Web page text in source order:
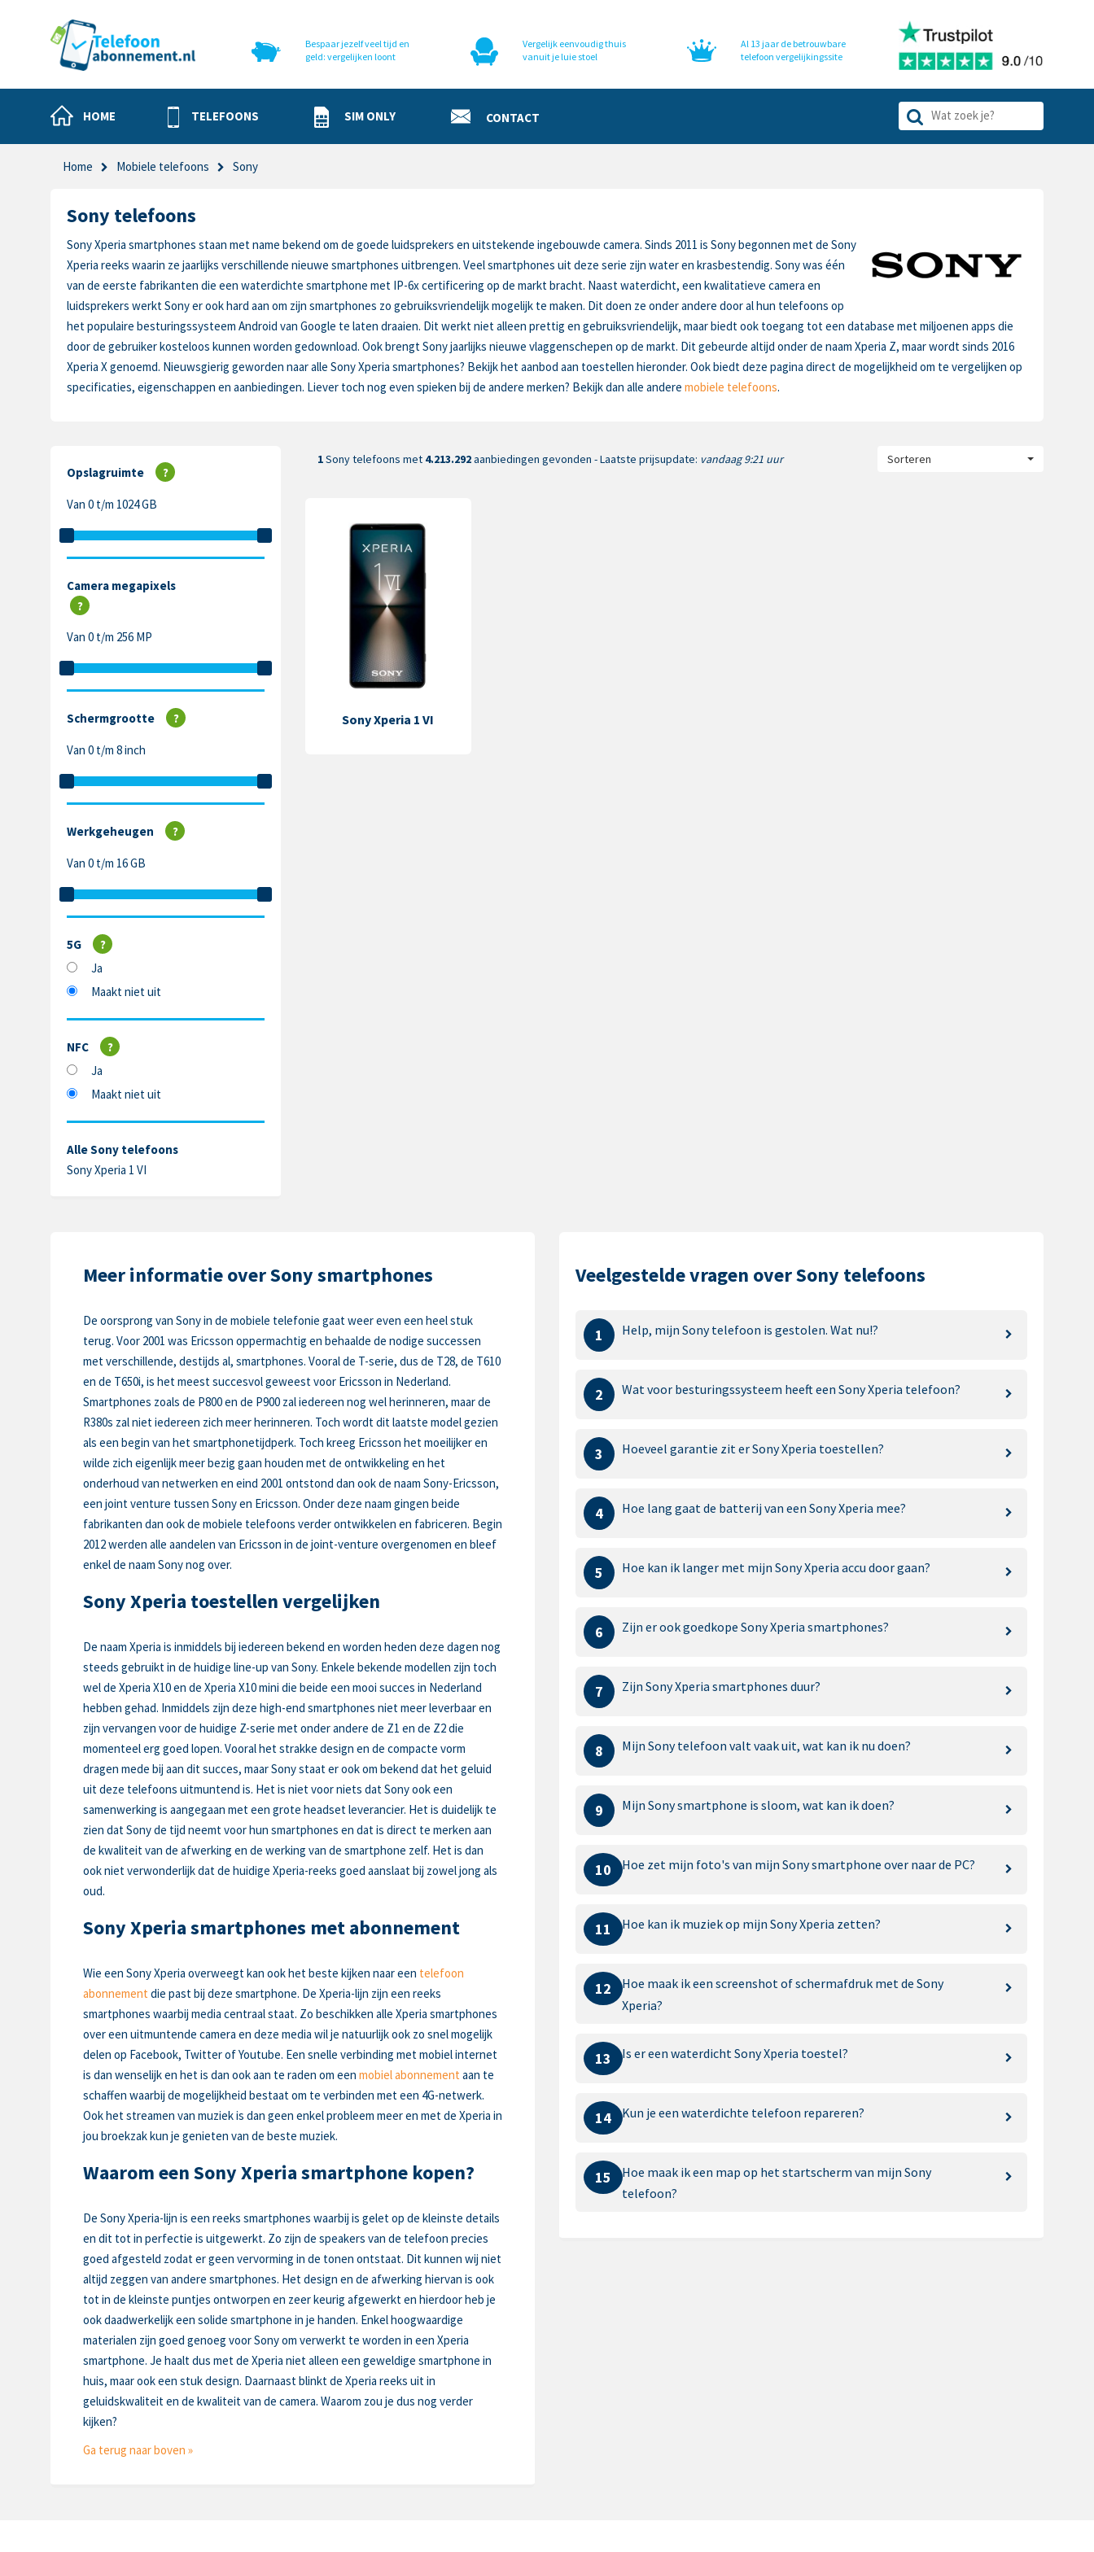
Bespaar jezelf veel tijd en
geld: vergelijken loont
Vergelijk eenvoudig thuis
vanuit je luie stoel
Al 13 jaar de betrouwbare
telefoon vergelijkingssite
HOME TELEFOONS SIM ONLY CONTACT
Home Mobiele telefoons Sony
Sony telefoons
Sony Xperia smartphones staan met name bekend om de goede luidsprekers en uitstekende ingebouwde camera. Sinds 2011 is Sony begonnen met de Sony
Xperia reeks waarin ze jaarlijks verschillende nieuwe smartphones uitbrengen. Veel smartphones uit deze serie zijn water en krasbestendig. Sony was één
van de eerste fabrikanten die een waterdichte smartphone met IP-6x certificering op de markt bracht. Naast waterdicht, een kwalitatieve camera en
luidsprekers werkt Sony er ook hard aan om zijn smartphones zo gebruiksvriendelijk mogelijk te maken. Dit doen ze onder andere door al hun telefoons op
het populaire besturingssysteem Android van Google te laten draaien. Dit werkt niet alleen prettig en gebruiksvriendelijk, maar biedt ook toegang tot een database met miljoenen apps die
door de gebruiker kosteloos kunnen worden gedownload. Ook brengt Sony jaarlijks nieuwe vlaggenschepen op de markt. Dit gebeurde altijd onder de naam Xperia Z, maar wordt sinds 2016
Xperia X genoemd. Nieuwsgierig geworden naar alle Sony Xperia smartphones? Bekijk het aanbod aan toestellen hieronder. Ook biedt deze pagina direct de mogelijkheid om te vergelijken op
specificaties, eigenschappen en aanbiedingen. Liever toch nog even spieken bij de andere merken? Bekijk dan alle andere mobiele telefoons.
Opslagruimte ?
Van 0 t/m 1024 GB
Camera megapixels
?
Van 0 t/m 256 MP
Schermgrootte ?
Van 0 t/m 8 inch
Werkgeheugen ?
Van 0 t/m 16 GB
5G
?
Ja
Maakt niet uit
NFC
?
Ja
Maakt niet uit
Alle Sony telefoons
Sony Xperia 1 VI
1Sony telefoons met 4.213.292aanbiedingen gevonden - Laatste prijsupdate: vandaag 9:21 uur Sorteren
Sony Xperia 1 VI
Meer informatie over Sony smartphones
De oorsprong van Sony in de mobiele telefonie gaat weer even een heel stuk
terug. Voor 2001 was Ericsson oppermachtig en behaalde de nodige successen
met verschillende, destijds al, smartphones. Vooral de T-serie, dus de T28, de T610
en de T650i, is het meest succesvol geweest voor Ericsson in Nederland.
Smartphones zoals de P800 en de P900 zal iedereen nog wel herinneren, maar de
R380s zal niet iedereen zich meer herinneren. Toch wordt dit laatste model gezien
als een begin van het smartphonetijdperk. Toch kreeg Ericsson het moeilijker en
wilde zich eigenlijk meer bezig gaan houden met de ontwikkeling en het
onderhoud van netwerken en eind 2001 ontstond dan ook de naam Sony-Ericsson,
een joint venture tussen Sony en Ericsson. Onder deze naam gingen beide
fabrikanten dan ook de mobiele telefoons verder ontwikkelen en fabriceren. Begin
2012 werden alle aandelen van Ericsson in de joint-venture overgenomen en bleef
enkel de naam Sony nog over.
Sony Xperia toestellen vergelijken
De naam Xperia is inmiddels bij iedereen bekend en worden heden deze dagen nog
steeds gebruikt in de huidige line-up van Sony. Enkele bekende modellen zijn toch
wel de Xperia X10 en de Xperia X10 mini die beide een mooi succes in Nederland
hebben gehad. Inmiddels zijn deze high-end smartphones niet meer leverbaar en
zijn vervangen voor de huidige Z-serie met onder andere de Z1 en de Z2 die
momenteel erg goed lopen. Vooral het strakke design en de compacte vorm
dragen mede bij aan dit succes, maar Sony staat er ook om bekend dat het geluid
uit deze telefoons uitmuntend is. Het is niet voor niets dat Sony ook een
samenwerking is aangegaan met een grote headset leverancier. Het is duidelijk te
zien dat Sony de tijd neemt voor hun smartphones en dat is direct te merken aan
de kwaliteit van de afwerking en de werking van de smartphone zelf. Het is dan
ook niet verwonderlijk dat de huidige Xperia-reeks goed aanslaat bij zowel jong als
oud.
Sony Xperia smartphones met abonnement
Wie een Sony Xperia overweegt kan ook het beste kijken naar een telefoon
abonnement die past bij deze smartphone. De Xperia-lijn zijn een reeks
smartphones waarbij media centraal staat. Zo beschikken alle Xperia smartphones
over een uitmuntende camera en deze media wil je natuurlijk ook zo snel mogelijk
delen op Facebook, Twitter of Youtube. Een snelle verbinding met mobiel internet
is dan wenselijk en het is dan ook aan te raden om een mobiel abonnement aan te
schaffen waarbij de mogelijkheid bestaat om te verbinden met een 4G-netwerk.
Ook het streamen van muziek is dan geen enkel probleem meer en met de Xperia in
jou broekzak kun je genieten van de beste muziek.
Waarom een Sony Xperia smartphone kopen?
De Sony Xperia-lijn is een reeks smartphones waarbij is gelet op de kleinste details
en dit tot in perfectie is uitgewerkt. Zo zijn de speakers van de telefoon precies
goed afgesteld zodat er geen vervorming in de tonen ontstaat. Dit kunnen wij niet
altijd zeggen van andere smartphones. Het design en de afwerking hiervan is ook
tot in de kleinste puntjes ontworpen en zeer keurig afgewerkt en hierdoor heb je
ook daadwerkelijk een solide smartphone in je handen. Enkel hoogwaardige
materialen zijn goed genoeg voor Sony om verwerkt te worden in een Xperia
smartphone. Je haalt dus met de Xperia niet alleen een geweldige smartphone in
huis, maar ook een stuk design. Daarnaast blinkt de Xperia reeks uit in
geluidskwaliteit en de kwaliteit van de camera. Waarom zou je dus nog verder
kijken?
Ga terug naar boven »
Veelgestelde vragen over Sony telefoons
1 Help, mijn Sony telefoon is gestolen. Wat nu!?
2 Wat voor besturingssysteem heeft een Sony Xperia telefoon?
3 Hoeveel garantie zit er Sony Xperia toestellen?
4 Hoe lang gaat de batterij van een Sony Xperia mee?
5 Hoe kan ik langer met mijn Sony Xperia accu door gaan?
6 Zijn er ook goedkope Sony Xperia smartphones?
7 Zijn Sony Xperia smartphones duur?
8 Mijn Sony telefoon valt vaak uit, wat kan ik nu doen?
9 Mijn Sony smartphone is sloom, wat kan ik doen?
10 Hoe zet mijn foto's van mijn Sony smartphone over naar de PC?
11 Hoe kan ik muziek op mijn Sony Xperia zetten?
12
Hoe maak ik een screenshot of schermafdruk met de Sony
Xperia?
13 Is er een waterdicht Sony Xperia toestel?
14 Kun je een waterdichte telefoon repareren?
15
Hoe maak ik een map op het startscherm van mijn Sony
telefoon?